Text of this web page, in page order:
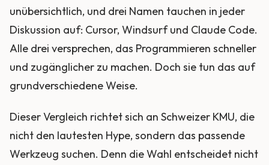
unübersichtlich, und drei Namen tauchen in jeder
Diskussion auf: Cursor, Windsurf und Claude Code.
Alle drei versprechen, das Programmieren schneller
und zugänglicher zu machen. Doch sie tun das auf
grundverschiedene Weise.
Dieser Vergleich richtet sich an Schweizer KMU, die
nicht den lautesten Hype, sondern das passende
Werkzeug suchen. Denn die Wahl entscheidet nicht